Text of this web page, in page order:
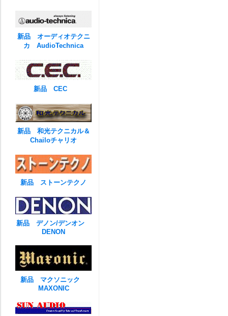
新品 オーディオテクニ
カ AudioTechnica
新品 CEC
新品 和光テクニカル＆
Chailoチャリオ
新品 ストーンテクノ
新品 デノン/デンオン
DENON
新品 マクソニック
MAXONIC